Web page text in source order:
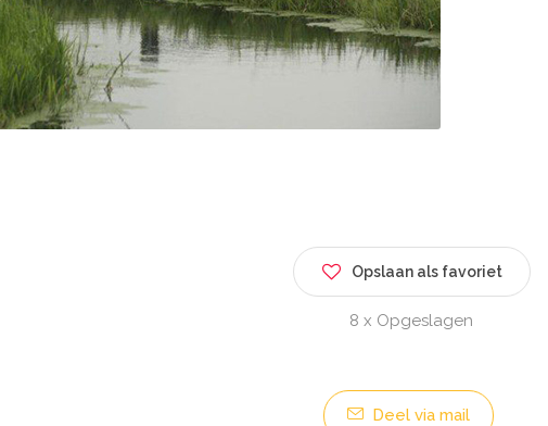
Opslaan als favoriet
8 x Opgeslagen
Deel via mail